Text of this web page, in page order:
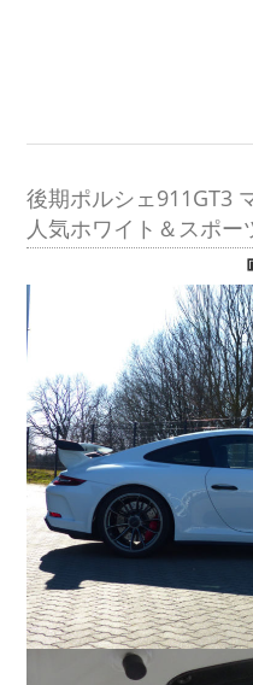
後期ポルシェ911GT3
人気ホワイト＆スポー